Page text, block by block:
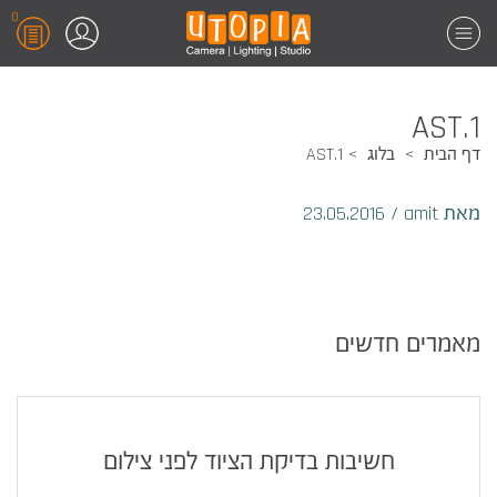
0
AST.1
דף הבית בלוג AST.1
מאת amit /
מאמרים חדשים
חשיבות בדיקת הציוד לפני צילום